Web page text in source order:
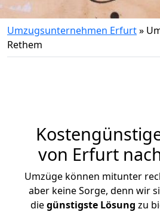
Umzugsunternehmen Erfurt»
Rethem
von Erfurt
Umzüge können mitunter
aber keine Sorge, denn wir
diegünstigste Lösung zu